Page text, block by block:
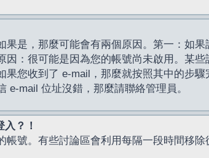
是，那麼可能會有兩個原因。第一：如
：很可能是因為您的帳號尚未啟用。某
您收到了 e-mail，那麼就按照其中的步
e-mail 位址沒錯，那麼請聯絡管理員。
？！
號。有些討論區會利用每隔一段時間移